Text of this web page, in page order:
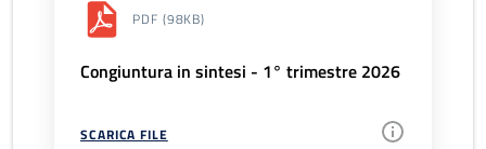
PDF (98KB)
Congiuntura in sintesi - 1° trimestre 2026
SCARICA FILE